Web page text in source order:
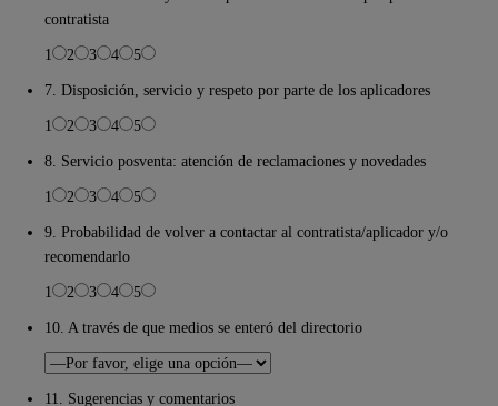
contratista
1
2 3 4
5
7. Disposición, servicio y respeto por parte de los aplicadores
1
2 3 4
5
8. Servicio posventa: atención de reclamaciones y novedades
1
2 3 4
5
9. Probabilidad de volver a contactar al contratista/aplicador y/o
recomendarlo
1
2 3 4
5
10. A través de que medios se enteró del directorio
11. Sugerencias y comentarios